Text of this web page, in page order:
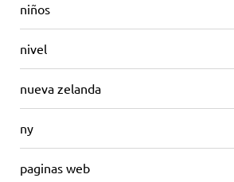
niños
nivel
nueva zelanda
ny
paginas web